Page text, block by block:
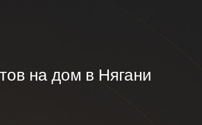
на дом в Нягани